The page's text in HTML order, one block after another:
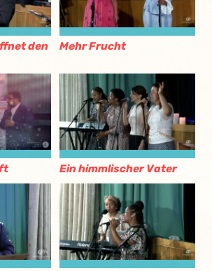
den
Mehr Frucht
Ein himmlischer Vater